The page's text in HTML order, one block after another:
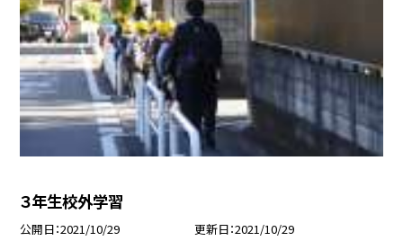
３年生校外学習
公開日 2021/10/29 更新日 2021/10/29